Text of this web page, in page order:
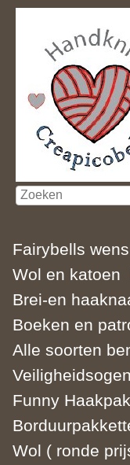
Fairybells
Wol en katoen
Brei-en
Boeken en
Alle soorten
Funny
Wol ( ronde